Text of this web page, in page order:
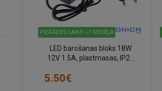
PIEGĀDES LAIKS ~1 NEDĒĻA
LED barošanas bloks 18W
12V 1.5A, plastmasas, IP20
5.50€